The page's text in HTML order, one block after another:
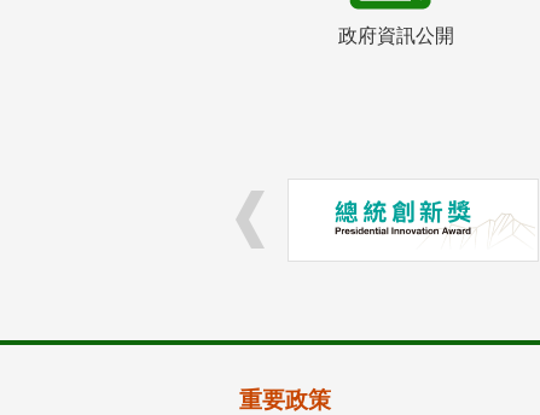
政府資訊公開
重要政策